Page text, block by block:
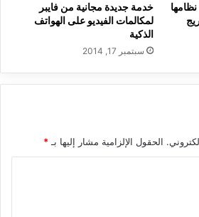
خدمة جديدة مجانية من فايبر
لمكالمات الفيديو على الهواتف
الذكية
سبتمبر 17, 2014
الحقول الإلزامية مشار إليها بـ *